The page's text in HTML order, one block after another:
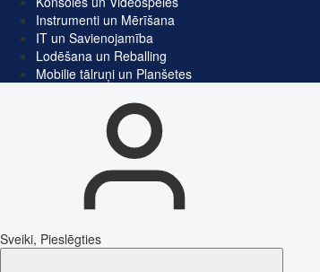
Instrumenti un Mērīšana
IT un Savienojamība
Lodēšana un Reballing
Mobilie tālruņi un Planšetes
Sveiki, Pieslēgties